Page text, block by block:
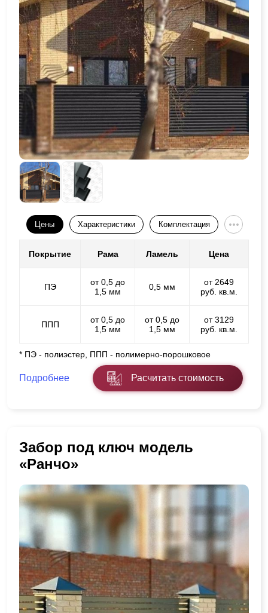
Цены Характеристики Комплектация
Покрытие Рама Ламель Цена
ПЭ
от 0,5 до
1,5 мм
0,5 мм
от 2649
руб. кв.м.
ППП
от 0,5 до
1,5 мм
от 0,5 до
1,5 мм
от 3129
руб. кв.м.
* ПЭ - полиэстер, ППП - полимерно-порошковое
Подробнее Расчитать стоимость
Забор под ключ модель
«Ранчо»